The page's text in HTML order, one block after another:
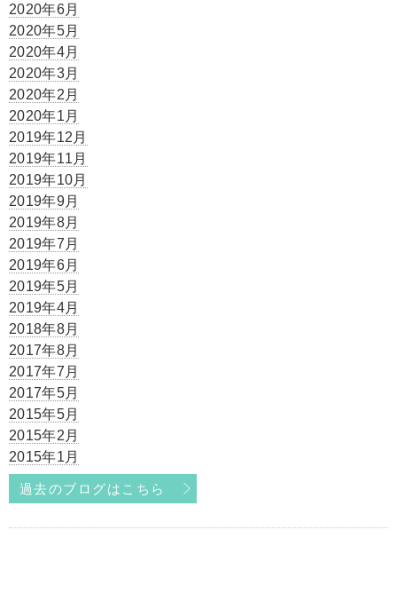
2020年6月
2020年5月
2020年4月
2020年3月
2020年2月
2020年1月
2019年12月
2019年11月
2019年10月
2019年9月
2019年8月
2019年7月
2019年6月
2019年5月
2019年4月
2018年8月
2017年8月
2017年7月
2017年5月
2015年5月
2015年2月
2015年1月
過去のブログはこちら